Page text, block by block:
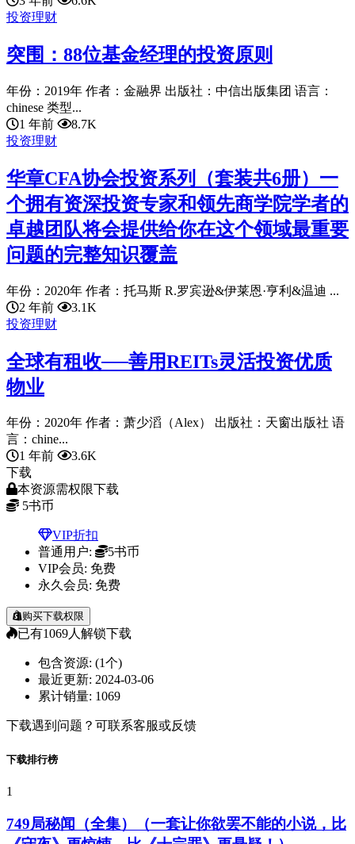
投资理财
突围：88位基金经理的投资原则
年份：2019年 作者：金融界 出版社：中信出版集团 语言：
chinese 类型...
1 年前
8.7K
投资理财
华章CFA协会投资系列（套装共6册）一
个拥有资深投资专家和领先商学院学者的
卓越团队将会提供给你在这个领域最重要
问题的完整知识覆盖
年份：2020年 作者：托马斯 R.罗宾逊&伊莱恩·亨利&温迪 ...
2 年前
3.1K
投资理财
全球有租收──善用REITs灵活投资优质
物业
年份：2020年 作者：萧少滔（Alex） 出版社：天窗出版社 语
言：chine...
1 年前
3.6K
下载
本资源需权限下载
5书币
VIP折扣
普通用户:
5书币
VIP会员: 免费
永久会员: 免费
购买下载权限
已有1069人解锁下载
包含资源: (1个)
最近更新: 2024-03-06
累计销量: 1069
下载遇到问题？可联系客服或反馈
下载排行榜
1
749局秘闻（全集）（一套让你欲罢不能的小说，比